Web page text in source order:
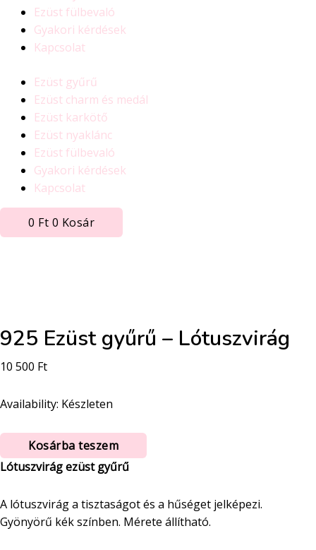
Ezüst fülbevaló
Gyakori kérdések
Kapcsolat
Ezüst gyűrű
Ezüst charm és medál
Ezüst karkötő
Ezüst nyaklánc
Ezüst fülbevaló
Gyakori kérdések
Kapcsolat
0 Ft 0 Kosár
925 Ezüst gyűrű – Lótuszvirág
10 500 Ft
Availability: Készleten
925
Ezüst
gyűrű
Lótuszvirág
mennyiség
Kosárba teszem
Lótuszvirág ezüst gyűrű
A lótuszvirág a tisztaságot és a hűséget jelképezi.
Gyönyörű kék színben. Mérete állítható.